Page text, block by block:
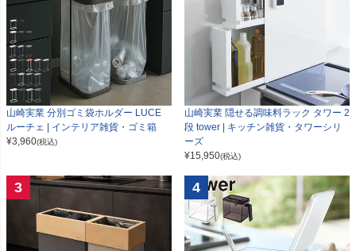
山崎実業 分別ゴミ袋ホルダー LUCE
ルーチェ | インテリア雑貨・ゴミ箱
¥3,960(税込)
山崎実業 隠せる調味料ラック タワー 2
段 tower | キッチン雑貨・タワーシリ
ーズ
¥15,950(税込)
3 4